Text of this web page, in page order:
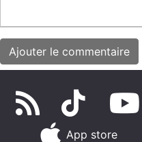
App store